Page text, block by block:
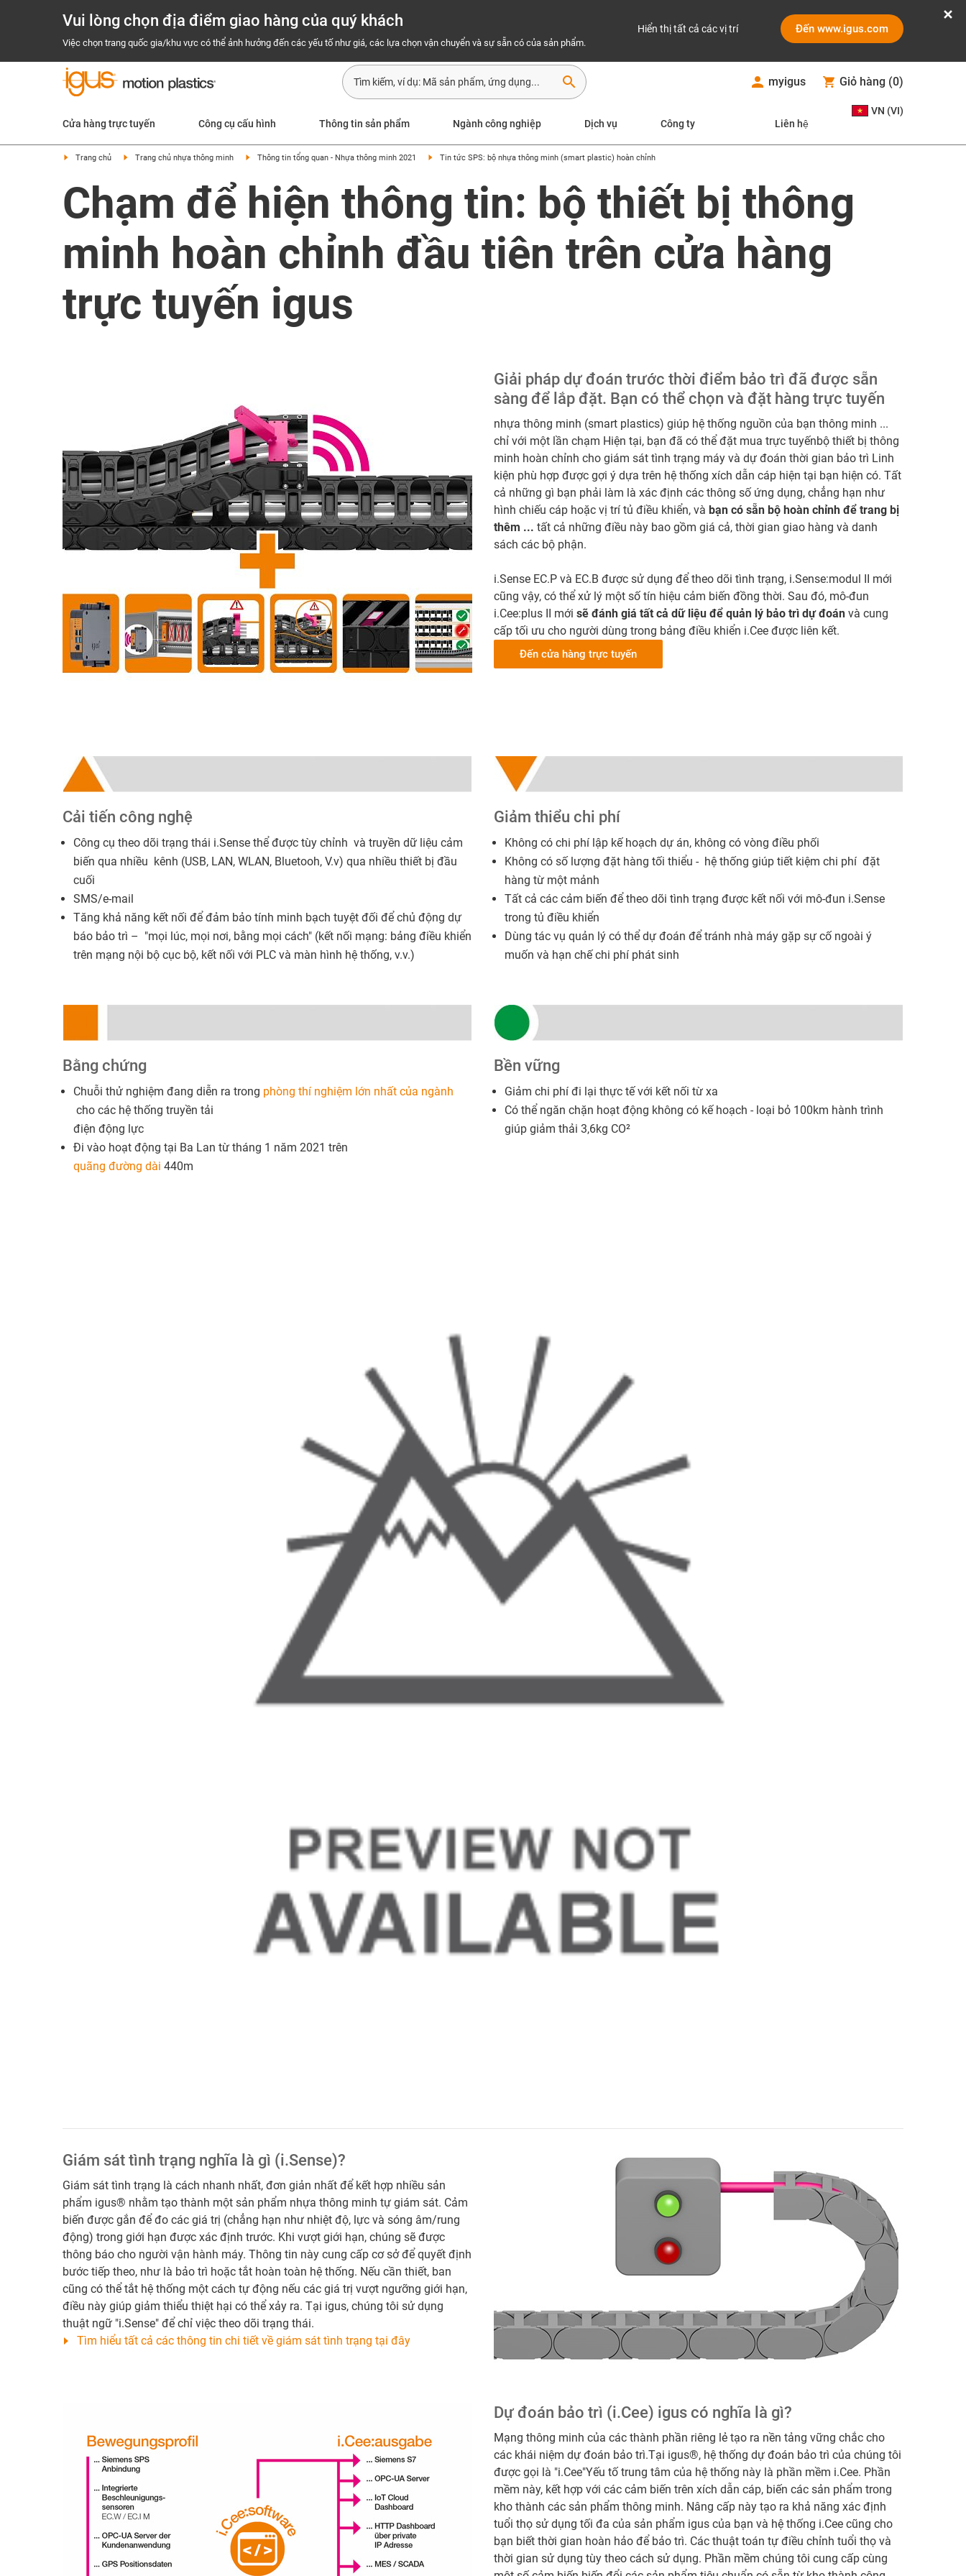
Vui lòng chọn địa điểm giao hàng của quý khách
Việc chọn trang quốc gia/khu vực có thể ảnh hưởng đến các yếu tố như giá, các lựa chọn vận chuyển và sự sẵn có của sản phẩm.
Hiển thị tất cả các vị trí Đến www.igus.com
search myigus Giỏ hàng (0)
Cửa hàng trực tuyến Công cụ cấu hình Thông tin sản phẩm Ngành công nghiệp Dịch vụ Công ty Liên hệ
VN (VI)
Trang chủ Trang chủ nhựa thông minh Thông tin tổng quan - Nhựa thông minh 2021 Tin tức SPS: bộ nhựa thông minh (smart plastic) hoàn chỉnh
Chạm để hiện thông tin: bộ thiết bị thông
minh hoàn chỉnh đầu tiên trên cửa hàng
trực tuyến igus
Giải pháp dự đoán trước thời điểm bảo trì đã được sẵn
sàng để lắp đặt. Bạn có thể chọn và đặt hàng trực tuyến
nhựa thông minh (smart plastics) giúp hệ thống nguồn của bạn thông minh ...
chỉ với một lần chạm Hiện tại, bạn đã có thể đặt mua trực tuyếnbộ thiết bị thông
minh hoàn chỉnh cho giám sát tình trạng máy và dự đoán thời gian bảo trì Linh
kiện phù hợp được gợi ý dựa trên hệ thống xích dẫn cáp hiện tại bạn hiện có. Tất
cả những gì bạn phải làm là xác định các thông số ứng dụng, chẳng hạn như
hình chiếu cáp hoặc vị trí tủ điều khiển, và bạn có sẵn bộ hoàn chỉnh để trang bị
thêm ... tất cả những điều này bao gồm giá cả, thời gian giao hàng và danh
sách các bộ phận.
i.Sense EC.P và EC.B được sử dụng để theo dõi tình trạng, i.Sense:modul II mới
cũng vậy, có thể xử lý một số tín hiệu cảm biến đồng thời. Sau đó, mô-đun
i.Cee:plus II mới sẽ đánh giá tất cả dữ liệu để quản lý bảo trì dự đoán và cung
cấp tối ưu cho người dùng trong bảng điều khiển i.Cee được liên kết.
Đến cửa hàng trực tuyến
Cải tiến công nghệ
Công cụ theo dõi trạng thái i.Sense thể được tùy chỉnh và truyền dữ liệu cảm
biến qua nhiều kênh (USB, LAN, WLAN, Bluetooh, V.v) qua nhiều thiết bị đầu
cuối​
SMS/e-mail
Tăng khả năng kết nối để đảm bảo tính minh bạch tuyệt đối để chủ động dự
báo bảo trì – "mọi lúc, mọi nơi, bằng mọi cách" (kết nối mạng: bảng điều khiển
trên mạng nội bộ cục bộ, kết nối với PLC và màn hình hệ thống, v.v.)
Giảm thiểu chi phí
Không có chi phí lập kế hoạch dự án, không có vòng điều phối
Không có số lượng đặt hàng tối thiểu - hệ thống giúp tiết kiệm chi phí đặt
hàng từ một mảnh
Tất cả các cảm biến để theo dõi tình trạng được kết nối với mô-đun i.Sense
trong tủ điều khiển
Dùng tác vụ quản lý có thể dự đoán để tránh nhà máy gặp sự cố ngoài ý
muốn và hạn chế chi phí phát sinh
Bằng chứng
Chuỗi thử nghiệm đang diễn ra trong phòng thí nghiệm lớn nhất của ngành
cho các hệ thống truyền tải
điện động lực
Đi vào hoạt động tại Ba Lan từ tháng 1 năm 2021 trên
quãng đường dài 440m
Bền vững
Giảm chi phí đi lại thực tế với kết nối từ xa​
Có thể ngăn chặn hoạt động không có kế hoạch - loại bỏ 100km hành trình
giúp giảm thải 3,6kg CO²
Giám sát tình trạng nghĩa là gì (i.Sense)?
Giám sát tình trạng là cách nhanh nhất, đơn giản nhất để kết hợp nhiều sản
phẩm igus® nhằm tạo thành một sản phẩm nhựa thông minh tự giám sát. Cảm
biến được gắn để đo các giá trị (chẳng hạn như nhiệt độ, lực và sóng âm/rung
động) trong giới hạn được xác định trước. Khi vượt giới hạn, chúng sẽ được
thông báo cho người vận hành máy. Thông tin này cung cấp cơ sở để quyết định
bước tiếp theo, như là bảo trì hoặc tắt hoàn toàn hệ thống. Nếu cần thiết, ban
cũng có thể tắt hệ thống một cách tự động nếu các giá trị vượt ngưỡng giới hạn,
điều này giúp giảm thiểu thiệt hại có thể xảy ra. Tại igus, chúng tôi sử dụng
thuật ngữ "i.Sense" để chỉ việc theo dõi trạng thái.
Tìm hiểu tất cả các thông tin chi tiết về giám sát tình trạng tại đây
Dự đoán bảo trì (i.Cee) igus có nghĩa là gì?
Mạng thông minh của các thành phần riêng lẻ tạo ra nền tảng vững chắc cho
các khái niệm dự đoán bảo trì.Tại igus®, hệ thống dự đoán bảo trì của chúng tôi
được gọi là "i.Cee"Yếu tố trung tâm của hệ thống này là phần mềm i.Cee. Phần
mềm này, kết hợp với các cảm biến trên xích dẫn cáp, biến các sản phẩm trong
kho thành các sản phẩm thông minh. Nâng cấp này tạo ra khả năng xác định
tuổi thọ sử dụng tối đa của sản phẩm igus của bạn và hệ thống i.Cee cũng cho
bạn biết thời gian hoàn hảo để bảo trì. Các thuật toán tự điều chỉnh tuổi thọ và
thời gian sử dụng tùy theo cách sử dụng. Phần mềm chúng tôi cung cấp cùng